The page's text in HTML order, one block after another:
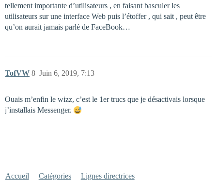
tellement importante d’utilisateurs , en faisant basculer les
utilisateurs sur une interface Web puis l’étoffer , qui sait , peut être
qu’on aurait jamais parlé de FaceBook…
TofVW Juin 6, 2019, 7:13
8
Ouais m’enfin le wizz, c’est le 1er trucs que je désactivais lorsque
j’installais Messenger.
Accueil Catégories Lignes directrices